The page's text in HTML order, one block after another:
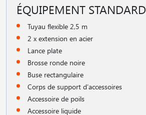
ÉQUIPEMENT STANDARD
Tuyau flexible 2,5 m
2 x extension en acier
Lance plate
Brosse ronde noire
Buse rectangulaire
Corps de support d′accessoires
Accessoire de poils
Accessoire liquide